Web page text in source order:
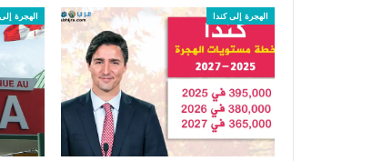
الهجرة إلى كندا الهجرة